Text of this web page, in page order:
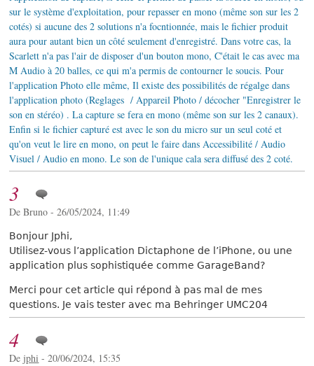
sur le système d'exploitation, pour repasser en mono (même son sur les 2
cotés) si aucune des 2 solutions n'a focntionnée, mais le fichier produit
aura pour autant bien un côté seulement d'enregistré. Dans votre cas, la
Scarlett n'a pas l'air de disposer d'un bouton mono, C'était le cas avec ma
M Audio à 20 balles, ce qui m'a permis de contourner le soucis. Pour
l'application Photo elle même, Il existe des possibilités de régalge dans
l'application photo (Reglages / Appareil Photo / décocher "Enregistrer le
son en stéréo) . La capture se fera en mono (même son sur les 2 canaux).
Enfin si le fichier capturé est avec le son du micro sur un seul coté et
qu'on veut le lire en mono, on peut le faire dans Accessibilité / Audio
Visuel / Audio en mono. Le son de l'unique cala sera diffusé des 2 coté.
3
De Bruno - 26/05/2024, 11:49
Bonjour Jphi,
Utilisez-vous l’application Dictaphone de l’iPhone, ou une
application plus sophistiquée comme GarageBand?
Merci pour cet article qui répond à pas mal de mes
questions. Je vais tester avec ma Behringer UMC204
4
De jphi - 20/06/2024, 15:35